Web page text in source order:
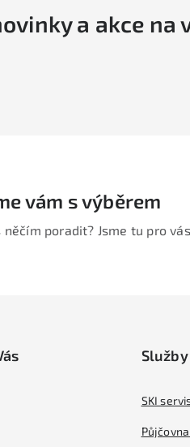
a akce na
vám s výběrem
poradit? Jsme tu pro
Služby
SKI